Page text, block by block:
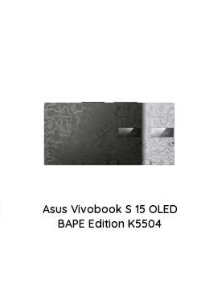
Asus Vivobook S 15 OLED
BAPE Edition K5504